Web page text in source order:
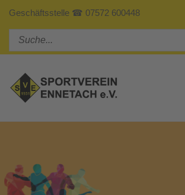
Geschäftsstelle ☎ 07572 600448